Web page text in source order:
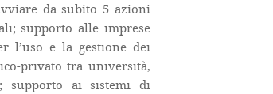
da subito 5 azioni
supporto alle imprese
l’uso e la gestione dei
privato tra università,
supporto ai sistemi di